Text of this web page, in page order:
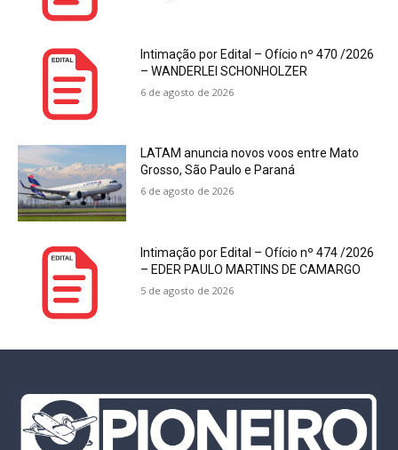
Intimação por Edital – Ofício nº 470 /2026
– WANDERLEI SCHONHOLZER
6 de agosto de 2026
LATAM anuncia novos voos entre Mato
Grosso, São Paulo e Paraná
6 de agosto de 2026
Intimação por Edital – Ofício nº 474 /2026
– EDER PAULO MARTINS DE CAMARGO
5 de agosto de 2026